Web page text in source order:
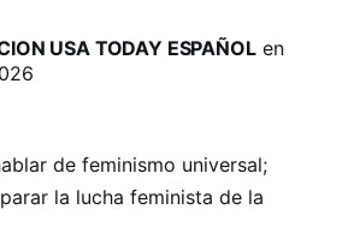
USA TODAY ESPAÑOLen
de feminismo universal;
la lucha feminista de la